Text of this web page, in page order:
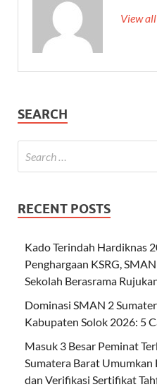
View
SEARCH
RECENT POSTS
Kado Terindah Hardiknas
Penghargaan KSRG,
Sekolah Berasrama
Dominasi SMAN 2
Kabupaten Solok 2026: 5
Masuk 3 Besar Peminat
Sumatera Barat
dan Verifikasi Sertifikat